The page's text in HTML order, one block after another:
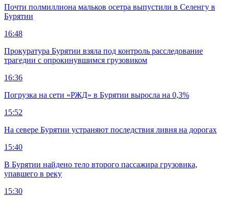
Почти полмиллиона мальков осетра выпустили в Селенгу в
Бурятии
16:48
Прокуратура Бурятии взяла под контроль расследование
трагедии с опрокинувшимся грузовиком
16:36
Погрузка на сети «РЖД» в Бурятии выросла на 0,3%
15:52
На севере Бурятии устраняют последствия ливня на дорогах
15:40
В Бурятии найдено тело второго пассажира грузовика,
упавшего в реку
15:30